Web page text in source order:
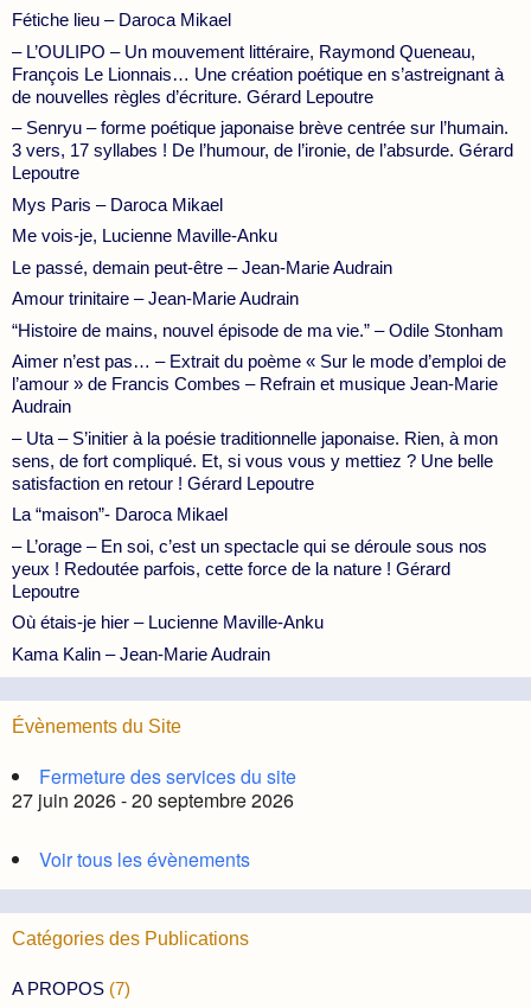
Fétiche lieu – Daroca Mikael
– L’OULIPO – Un mouvement littéraire, Raymond Queneau,
François Le Lionnais… Une création poétique en s’astreignant à
de nouvelles règles d’écriture. Gérard Lepoutre
– Senryu – forme poétique japonaise brève centrée sur l’humain.
3 vers, 17 syllabes ! De l’humour, de l’ironie, de l’absurde. Gérard
Lepoutre
Mys Paris – Daroca Mikael
Me vois-je, Lucienne Maville-Anku
Le passé, demain peut-être – Jean-Marie Audrain
Amour trinitaire – Jean-Marie Audrain
“Histoire de mains, nouvel épisode de ma vie.” – Odile Stonham
Aimer n’est pas… – Extrait du poème « Sur le mode d’emploi de
l’amour » de Francis Combes – Refrain et musique Jean-Marie
Audrain
– Uta – S’initier à la poésie traditionnelle japonaise. Rien, à mon
sens, de fort compliqué. Et, si vous vous y mettiez ? Une belle
satisfaction en retour ! Gérard Lepoutre
La “maison”- Daroca Mikael
– L’orage – En soi, c’est un spectacle qui se déroule sous nos
yeux ! Redoutée parfois, cette force de la nature ! Gérard
Lepoutre
Où étais-je hier – Lucienne Maville-Anku
Kama Kalin – Jean-Marie Audrain
Évènements du Site
Fermeture des services du site
27 juin 2026 - 20 septembre 2026
Voir tous les évènements
Catégories des Publications
A PROPOS (7)